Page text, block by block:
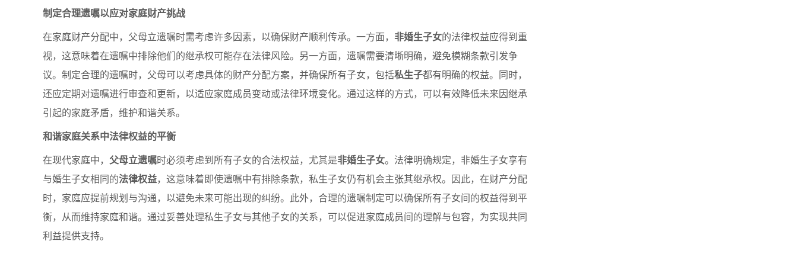
制定合理遗嘱以应对家庭财产挑战
在家庭财产分配中，父母立遗嘱时需考虑许多因素，以确保财产顺利传承。一方面， 非婚生子女的法律权益应得到重
视，这意味着在遗嘱中排除他们的继承权可能存在法律风险。另一方面，遗嘱需要清晰明确，避免模糊条款引发争
议。制定合理的遗嘱时，父母可以考虑具体的财产分配方案，并确保所有子女，包括私生子都有明确的权益。同时，
还应定期对遗嘱进行审查和更新，以适应家庭成员变动或法律环境变化。通过这样的方式，可以有效降低未来因继承
引起的家庭矛盾，维护和谐关系。
和谐家庭关系中法律权益的平衡
在现代家庭中， 父母立遗嘱时必须考虑到所有子女的合法权益，尤其是非婚生子女。法律明确规定，非婚生子女享有
与婚生子女相同的法律权益，这意味着即使遗嘱中有排除条款，私生子女仍有机会主张其继承权。因此，在财产分配
时，家庭应提前规划与沟通，以避免未来可能出现的纠纷。此外，合理的遗嘱制定可以确保所有子女间的权益得到平
衡，从而维持家庭和谐。通过妥善处理私生子女与其他子女的关系，可以促进家庭成员间的理解与包容，为实现共同
利益提供支持。